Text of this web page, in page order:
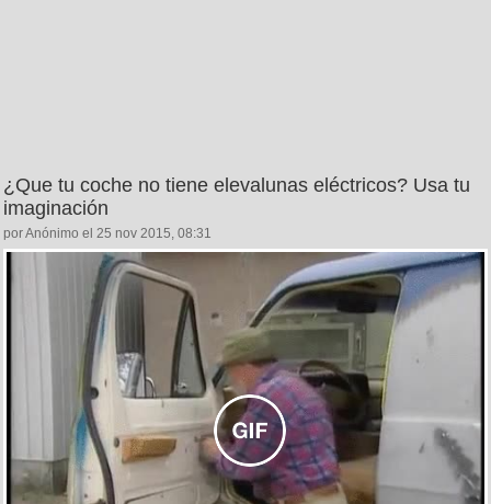
¿Que tu coche no tiene elevalunas eléctricos? Usa tu
imaginación
por Anónimo el 25 nov 2015, 08:31